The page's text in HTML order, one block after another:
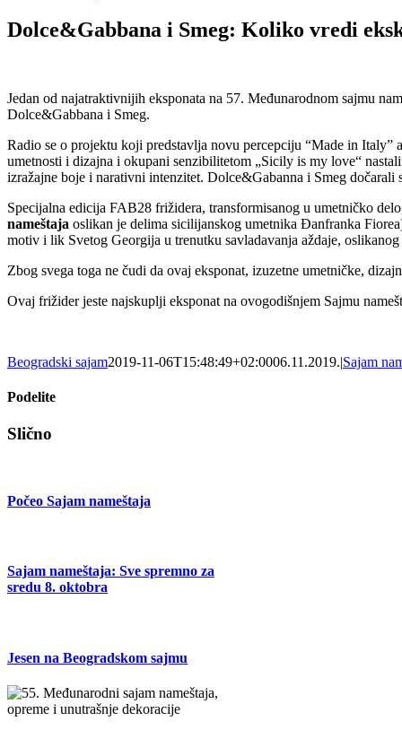
Dolce&Gabbana i Smeg: Koliko vredi
Jedan od najatraktivnijih eksponata na 57. Međunarodnom sajmu
Dolce&Gabbana i Smeg.
Radio se o projektu koji predstavlja novu percepciju “Made in Italy”
umetnosti i dizajna i okupani senzibilitetom „Sicily is my love“
izražajne boje i narativni intenzitet. Dolce&Gabanna i Smeg
Specijalna edicija FAB28 frižidera, transformisanog u umetničko
nameštaja oslikan je delima sicilijanskog umetnika Đanfranka
motiv i lik Svetog Georgija u trenutku savladavanja aždaje,
Zbog svega toga ne čudi da ovaj eksponat, izuzetne umetničke,
Ovaj frižider jeste najskuplji eksponat na ovogodišnjem Sajmu
Beogradski sajam2019-11-06T15:48:49+02:0006.11.2019.|Sajam
Podelite
Facebook
X
Tumblr
Pinterest
Email
Slično
Počeo Sajam nameštaja
Sajam nameštaja: Sve spremno za
sredu 8. oktobra
Jesen na Beogradskom sajmu